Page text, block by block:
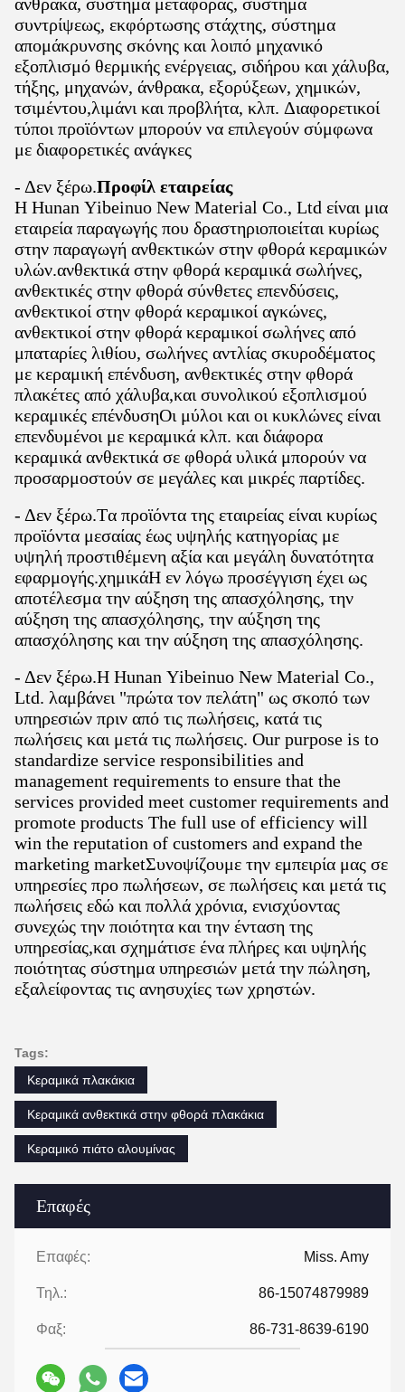
Επαφές
Επαφές: Miss. Amy
Τηλ.: 86-15074879989
Φαξ: 86-731-8639-6190
συντρίψεως, εκφόρτωσης στάχτης, σύστημα
απομάκρυνσης σκόνης και λοιπό μηχανικό
εξοπλισμό θερμικής ενέργειας, σιδήρου και χάλυβα,
τήξης, μηχανών, άνθρακα, εξορύξεων, χημικών,
τσιμέντου,λιμάνι και προβλήτα, κλπ. Διαφορετικοί
τύποι προϊόντων μπορούν να επιλεγούν σύμφωνα
με διαφορετικές ανάγκες
- Δεν ξέρω.Προφίλ εταιρείας
Η Hunan Yibeinuo New Material Co., Ltd είναι μια
εταιρεία παραγωγής που δραστηριοποιείται κυρίως
στην παραγωγή ανθεκτικών στην φθορά κεραμικών
υλών.ανθεκτικά στην φθορά κεραμικά σωλήνες,
ανθεκτικές στην φθορά σύνθετες επενδύσεις,
ανθεκτικοί στην φθορά κεραμικοί αγκώνες,
ανθεκτικοί στην φθορά κεραμικοί σωλήνες από
μπαταρίες λιθίου, σωλήνες αντλίας σκυροδέματος
με κεραμική επένδυση, ανθεκτικές στην φθορά
πλακέτες από χάλυβα,και συνολικού εξοπλισμού
κεραμικές επένδυσηΟι μύλοι και οι κυκλώνες είναι
επενδυμένοι με κεραμικά κλπ. και διάφορα
κεραμικά ανθεκτικά σε φθορά υλικά μπορούν να
προσαρμοστούν σε μεγάλες και μικρές παρτίδες.
- Δεν ξέρω.Τα προϊόντα της εταιρείας είναι κυρίως
προϊόντα μεσαίας έως υψηλής κατηγορίας με
υψηλή προστιθέμενη αξία και μεγάλη δυνατότητα
εφαρμογής.χημικάΗ εν λόγω προσέγγιση έχει ως
αποτέλεσμα την αύξηση της απασχόλησης, την
αύξηση της απασχόλησης, την αύξηση της
απασχόλησης και την αύξηση της απασχόλησης.
- Δεν ξέρω.Η Hunan Yibeinuo New Material Co.,
Ltd. λαμβάνει "πρώτα τον πελάτη" ως σκοπό των
υπηρεσιών πριν από τις πωλήσεις, κατά τις
πωλήσεις και μετά τις πωλήσεις. Our purpose is to
standardize service responsibilities and
management requirements to ensure that the
services provided meet customer requirements and
promote products The full use of efficiency will
win the reputation of customers and expand the
marketing marketΣυνοψίζουμε την εμπειρία μας σε
υπηρεσίες προ πωλήσεων, σε πωλήσεις και μετά τις
πωλήσεις εδώ και πολλά χρόνια, ενισχύοντας
συνεχώς την ποιότητα και την ένταση της
υπηρεσίας,και σχημάτισε ένα πλήρες και υψηλής
ποιότητας σύστημα υπηρεσιών μετά την πώληση,
εξαλείφοντας τις ανησυχίες των χρηστών.
Tags:
Κεραμικά πλακάκια
Κεραμικά ανθεκτικά στην φθορά πλακάκια
Κεραμικό πιάτο αλουμίνας